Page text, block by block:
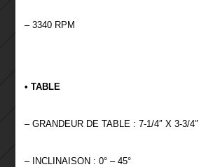
– 3340 RPM
• TABLE
– GRANDEUR DE TABLE : 7-1/4″ X 3-3/4″
– INCLINAISON : 0° – 45°